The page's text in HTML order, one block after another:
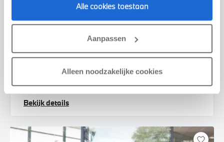
Alle cookies toestaan
Aanpassen
Alleen noodzakelijke cookies
Nijmegen
€ 66.998of€ 1.238p/m
Bekijk details